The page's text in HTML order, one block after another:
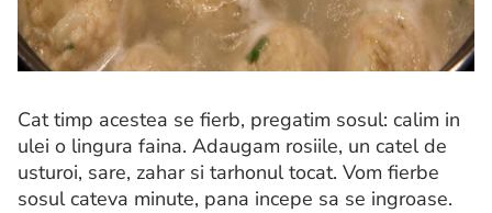
Cat timp acestea se fierb, pregatim sosul: calim in
ulei o lingura faina. Adaugam rosiile, un catel de
usturoi, sare, zahar si tarhonul tocat. Vom fierbe
sosul cateva minute, pana incepe sa se ingroase.